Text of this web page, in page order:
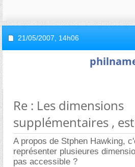
21/05/2007, 14h06
Re : Les dimensions
supplémentaires ,
A propos de Stphen Hawking,
représenter plusieures
pas accessible ?